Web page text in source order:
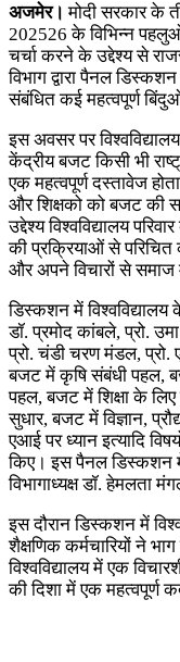
अजमेर। मोदी सरकार के
202526 के विभिन्न
चर्चा करने के उद्देश्य से
विभाग द्वारा पैनल
संबंधित कई महत्वपूर्ण
इस अवसर पर
केंद्रीय बजट किसी भी
एक महत्वपूर्ण दस्तावेज
और शिक्षको को बजट की
उद्देश्य विश्वविद्यालय
की प्रक्रियाओं से
और अपने विचारों से
डिस्कशन में विश्वविद्यालय
डॉ. प्रमोद कांबले, प्रो.
प्रो. चंडी चरण मंडल,
बजट में कृषि संबंधी पहल,
पहल, बजट में शिक्षा के
सुधार, बजट में विज्ञान,
एआई पर ध्यान इत्यादि
किए। इस पैनल डिस्कशन में
विभागाध्यक्ष डॉ. हेमलता
इस दौरान डिस्कशन में
शैक्षणिक कर्मचारियों ने
विश्वविद्यालय में एक
की दिशा में एक महत्वपूर्ण